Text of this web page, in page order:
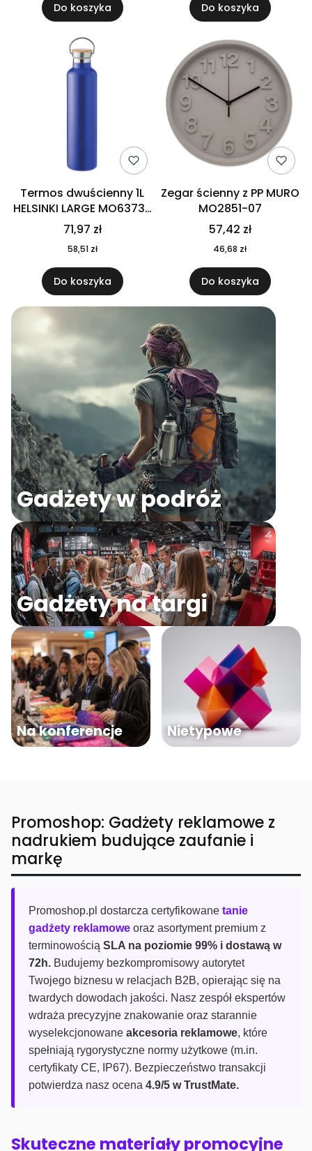
Do koszyka Do koszyka
Termos dwuścienny 1L
HELSINKI LARGE MO6373-
04
71,97 zł
58,51 zł
Do koszyka
Zegar ścienny z PP MURO
MO2851-07
57,42 zł
46,68 zł
Do koszyka
Gadżety w podróż
Gadżety na targi
Na konferencje Nietypowe
Promoshop: Gadżety reklamowe z
nadrukiem budujące zaufanie i
markę
Promoshop.pl dostarcza certyfikowane tanie
gadżety reklamowe oraz asortyment premium z
terminowością SLA na poziomie 99% i dostawą w
72h. Budujemy bezkompromisowy autorytet
Twojego biznesu w relacjach B2B, opierając się na
twardych dowodach jakości. Nasz zespół ekspertów
wdraża precyzyjne znakowanie oraz starannie
wyselekcjonowane akcesoria reklamowe, które
spełniają rygorystyczne normy użytkowe (m.in.
certyfikaty CE, IP67). Bezpieczeństwo transakcji
potwierdza nasz ocena 4.9/5 w TrustMate.
Skuteczne materiały promocyjne